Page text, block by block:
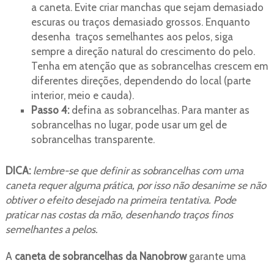
a caneta. Evite criar manchas que sejam demasiado
escuras ou traços demasiado grossos. Enquanto
desenha traços semelhantes aos pelos, siga
sempre a direção natural do crescimento do pelo.
Tenha em atenção que as sobrancelhas crescem em
diferentes direções, dependendo do local (parte
interior, meio e cauda).
Passo 4:defina as sobrancelhas. Para manter as
sobrancelhas no lugar, pode usar um gel de
sobrancelhas transparente.
DICA:lembre-se que definir as sobrancelhas com uma
caneta requer alguma prática, por isso não desanime se não
obtiver o efeito desejado na primeira tentativa. Pode
praticar nas costas da mão, desenhando traços finos
semelhantes a pelos.
A caneta de sobrancelhas da Nanobrowgarante uma